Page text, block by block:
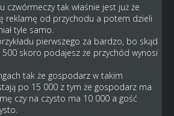
czwórmeczy tak właśnie jest już że
reklamę od przychodu a potem dzieli
tyle samo.
pierwszego za bardzo, bo skąd
500 skoro podajesz że przychód wynosi
tak że gospodarz w takim
po 15 000 z tym że gospodarz ma
czy na czysto ma 10 000 a gość